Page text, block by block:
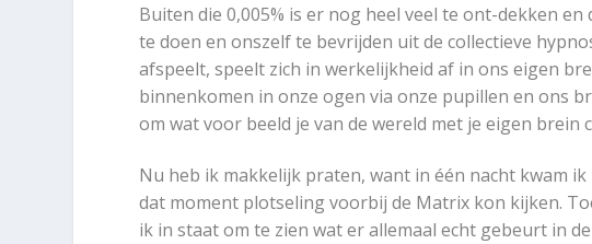
Buiten die 0,005% is er nog heel veel te ont-dekken
te doen en onszelf te bevrijden uit de collectieve
afspeelt, speelt zich in werkelijkheid af in ons eigen
binnenkomen in onze ogen via onze pupillen en ons
om wat voor beeld je van de wereld met je eigen brein
Nu heb ik makkelijk praten, want in één nacht kwam
dat moment plotseling voorbij de Matrix kon kijken.
ik in staat om te zien wat er allemaal echt gebeurt in